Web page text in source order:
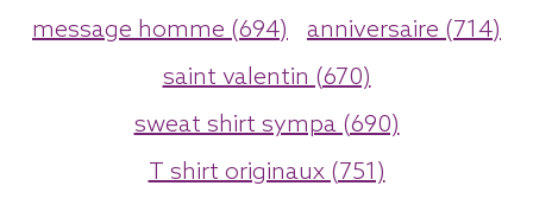
message homme (694)
anniversaire (714)
saint valentin (670)
sweat shirt sympa (690)
T shirt originaux (751)